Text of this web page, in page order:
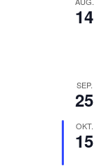
14
SEP.
25
OKT.
15